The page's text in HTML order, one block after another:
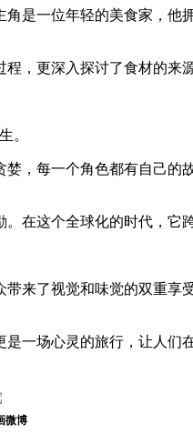
是一位年轻的美食家，他
，更深入探讨了食材的来
。
，每一个角色都有自己的
在这个全球化的时代，它
来了视觉和味觉的双重享
一场心灵的旅行，让人们
微博